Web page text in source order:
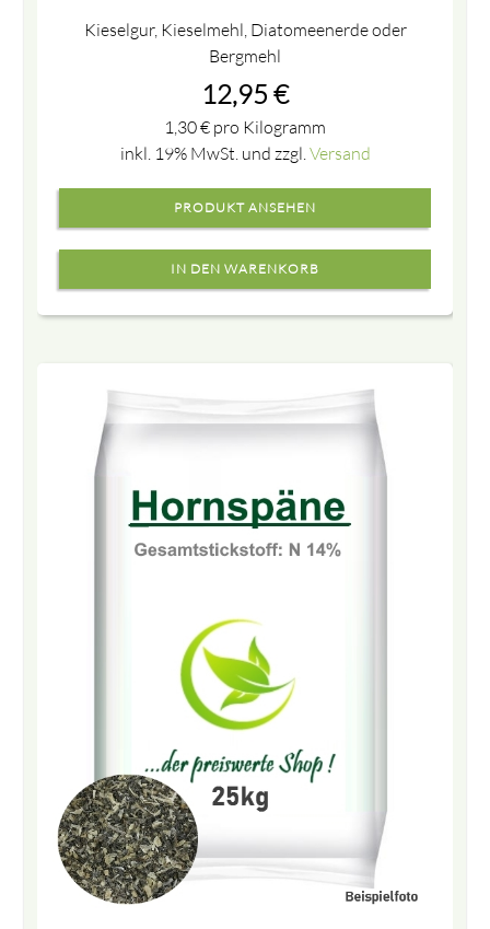
Kieselgur, Kieselmehl, Diatomeenerde oder
Bergmehl
12,95 €
1,30€ pro Kilogramm
inkl. 19% MwSt. und zzgl.Versand
PRODUKT ANSEHEN